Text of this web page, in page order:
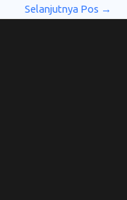
Selanjutnya Pos →